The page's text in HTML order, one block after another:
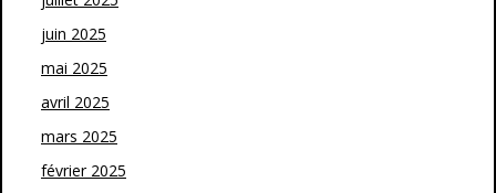
juin 2025
mai 2025
avril 2025
mars 2025
février 2025